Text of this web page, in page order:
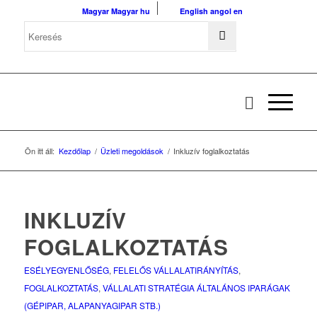
Magyar Magyar hu English angol en
Ön itt áll: Kezdőlap / Üzleti megoldások / Inkluzív foglalkoztatás
INKLUZÍV
FOGLALKOZTATÁS
ESÉLYEGYENLŐSÉG, FELELŐS VÁLLALATIRÁNYÍTÁS,
FOGLALKOZTATÁS, VÁLLALATI STRATÉGIA ÁLTALÁNOS IPARÁGAK
(GÉPIPAR, ALAPANYAGIPAR STB.)